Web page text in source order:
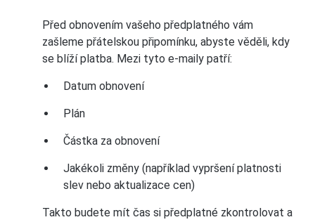
Před obnovením vašeho předplatného vám
zašleme přátelskou připomínku, abyste věděli, kdy
se blíží platba. Mezi tyto e-maily patří:
Datum obnovení
Plán
Částka za obnovení
Jakékoli změny (například vypršení platnosti
slev nebo aktualizace cen)
Takto budete mít čas si předplatné zkontrolovat a